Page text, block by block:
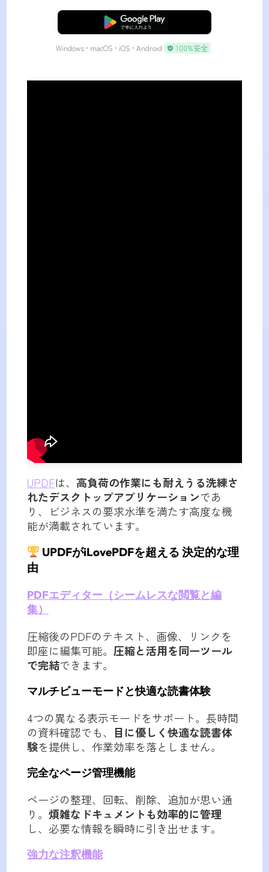
無料ダウンロード
Windows • macOS • iOS • Android 100%安全
UPDFは、 高負荷の作業にも耐えうる洗練さ
れたデスクトップアプリケーションであ
り、ビジネスの要求水準を満たす高度な機
能が満載されています。
UPDFがiLovePDFを超える 決定的な理
由
PDFエディター（シームレスな閲覧と編
集）
圧縮後のPDFのテキスト、画像、リンクを
即座に編集可能。 圧縮と活用を同一ツール
で完結できます。
マルチビューモードと快適な読書体験
4つの異なる表示モードをサポート。長時間
の資料確認でも、
目に優しく快適な読書体
験を提供し、作業効率を落としません。
完全なページ管理機能
ページの整理、回転、削除、追加が思い通
り。 煩雑なドキュメントも効率的に管理
し、必要な情報を瞬時に引き出せます。
強力な注釈機能